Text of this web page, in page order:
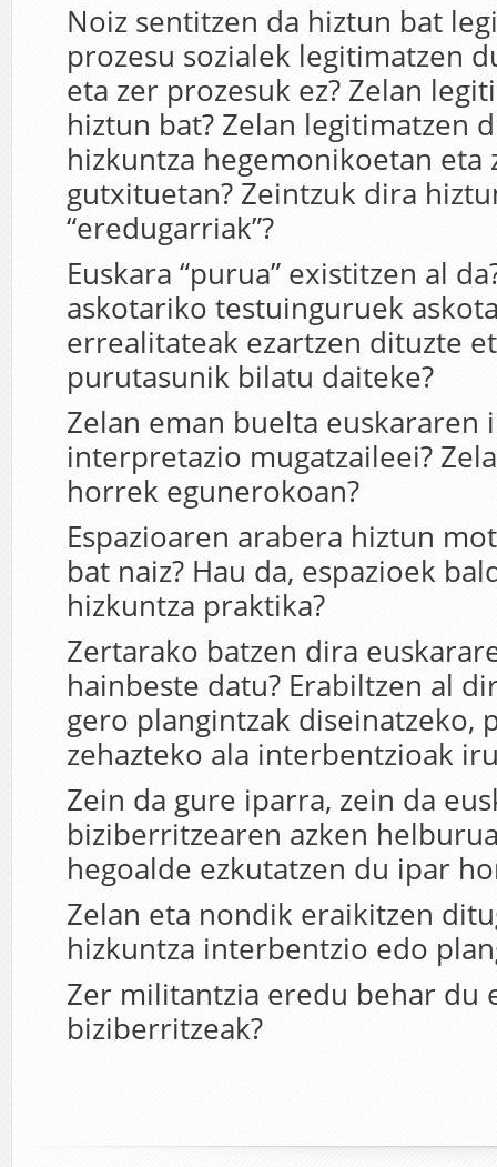
Noiz sentitzen da hiztun bat
prozesu sozialek legitimatzen
eta zer prozesuk ez? Zelan
hiztun bat? Zelan legitimatzen
hizkuntza hegemonikoetan eta
gutxituetan? Zeintzuk dira
“eredugarriak”?
Euskara “purua” existitzen al
askotariko testuinguruek
errealitateak ezartzen dituzte
purutasunik bilatu daiteke?
Zelan eman buelta euskararen
interpretazio mugatzaileei?
horrek egunerokoan?
Espazioaren arabera hiztun
bat naiz? Hau da, espazioek
hizkuntza praktika?
Zertarako batzen dira
hainbeste datu? Erabiltzen al
gero plangintzak diseinatzeko,
zehazteko ala interbentzioak
Zein da gure iparra, zein da
biziberritzearen azken
hegoalde ezkutatzen du ipar
Zelan eta nondik eraikitzen
hizkuntza interbentzio edo
Zer militantzia eredu behar du
biziberritzeak?